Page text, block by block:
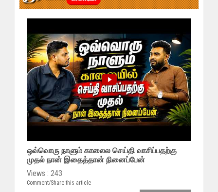
ஒவ்வொரு நாளும் காலைல செய்தி வாசிப்பதற்கு
முதல் நான் இதைத்தான் நினைப்பேன்
Views : 243
Comment/Share this article